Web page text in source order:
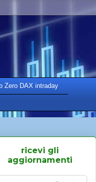
Zero DAX intraday
ricevi gli
aggiornamenti